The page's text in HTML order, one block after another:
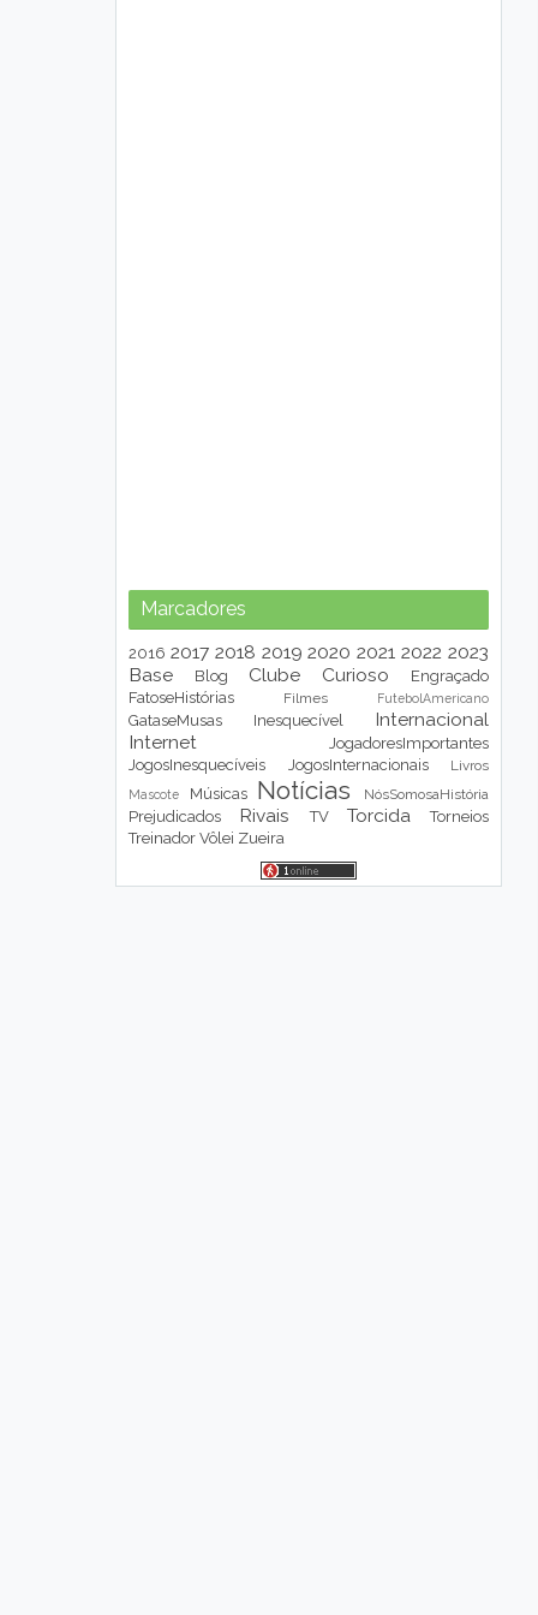
Marcadores
2016 2017 2018 2019 2020 2021 2022 2023
Base
Blog Clube Curioso
Engraçado
FatoseHistórias
Filmes FutebolAmericano
GataseMusas Inesquecível
Internacional
Internet
JogadoresImportantes
JogosInesquecíveis
JogosInternacionais Livros
Mascote Músicas Notícias NósSomosaHistória
Prejudicados Rivais TV Torcida
Torneios
Treinador Vôlei Zueira